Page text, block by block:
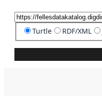
Turtle RDF/XML